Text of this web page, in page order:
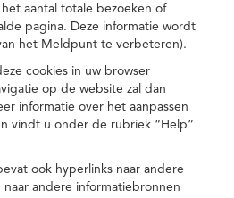
aantal totale bezoeken of
pagina. Deze informatie wordt
het Meldpunt te verbeteren).
cookies in uw browser
op de website zal dan
informatie over het aanpassen
vindt u onder de rubriek “Help”
ook hyperlinks naar andere
andere informatiebronnen